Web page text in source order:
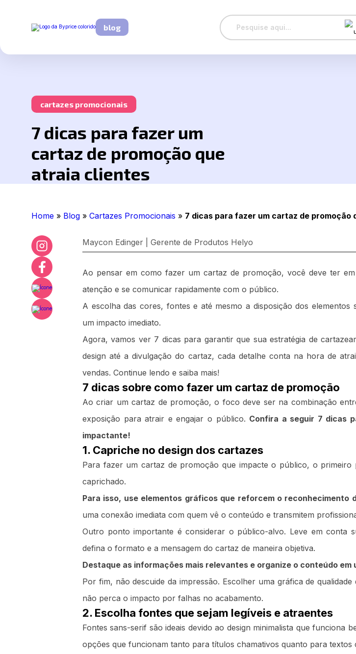
blog
cartazes promocionais
7 dicas para fazer um
cartaz de promoção que
atraia clientes
Home » Blog » Cartazes Promocionais » 7 dicas para fazer um cartaz de promoção
Maycon Edinger | Gerente de Produtos Helyo
Ao pensar em como fazer um cartaz de promoção, você deve ter
atenção e se comunicar rapidamente com o público.
A escolha das cores, fontes e até mesmo a disposição dos
um impacto imediato.
Agora, vamos ver 7 dicas para garantir que sua estratégia de
design até a divulgação do cartaz, cada detalhe conta na hora de
vendas. Continue lendo e saiba mais!
7 dicas sobre como fazer um cartaz de promoção
Ao criar um cartaz de promoção, o foco deve ser na combinação
exposição para atrair e engajar o público. Confira a seguir 7 dicas
impactante!
1. Capriche no design dos cartazes
Para fazer um cartaz de promoção que impacte o público, o primeiro
caprichado.
Para isso, use elementos gráficos que reforcem o reconhecimento
uma conexão imediata com quem vê o conteúdo e transmitem
Outro ponto importante é considerar o público-alvo. Leve em conta
defina o formato e a mensagem do cartaz de maneira objetiva.
Destaque as informações mais relevantes e organize o conteúdo
Por fim, não descuide da impressão. Escolher uma gráfica de
não perca o impacto por falhas no acabamento.
2. Escolha fontes que sejam legíveis e atraentes
Fontes sans-serif são ideais devido ao design minimalista que funciona
opções que funcionam tanto para títulos chamativos quanto para textos